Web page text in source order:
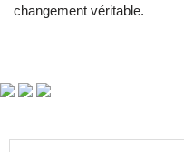
changement véritable.